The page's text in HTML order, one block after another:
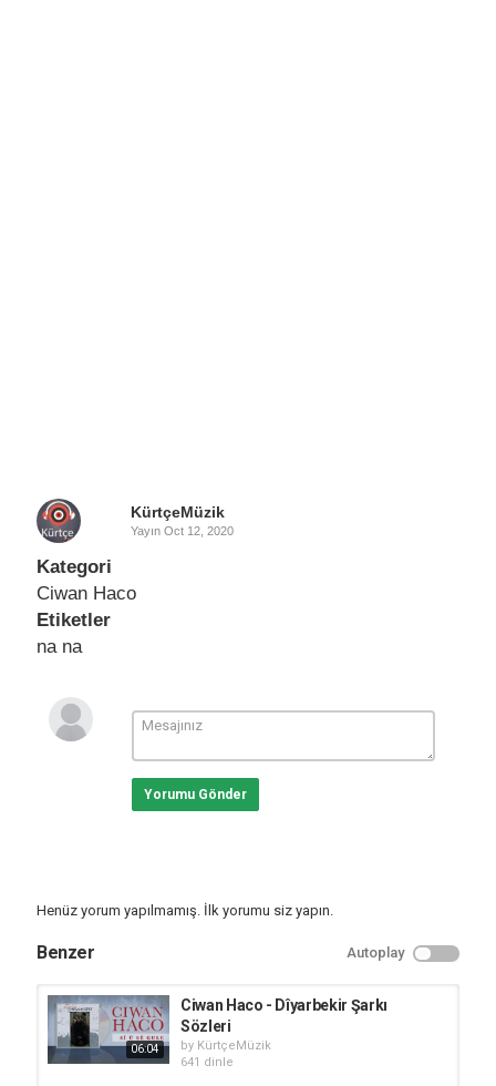
KürtçeMüzik
Yayın Oct 12, 2020
Kategori
Ciwan Haco
Etiketler
na na
Yorumu Gönder
Henüz yorum yapılmamış. İlk yorumu siz yapın.
Benzer Autoplay
06:04
Ciwan Haco - Dîyarbekir Şarkı
Sözleri
by KürtçeMüzik
641 dinle